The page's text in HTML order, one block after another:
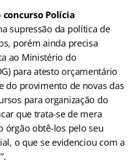
concurso Polícia
supressão da política de
porém ainda precisa
ao Ministério do
para atesto orçamentário
do provimento de novas das
para organização do
que trata-se de mera
órgão obtê-los pelo seu
o que se evidenciou com a